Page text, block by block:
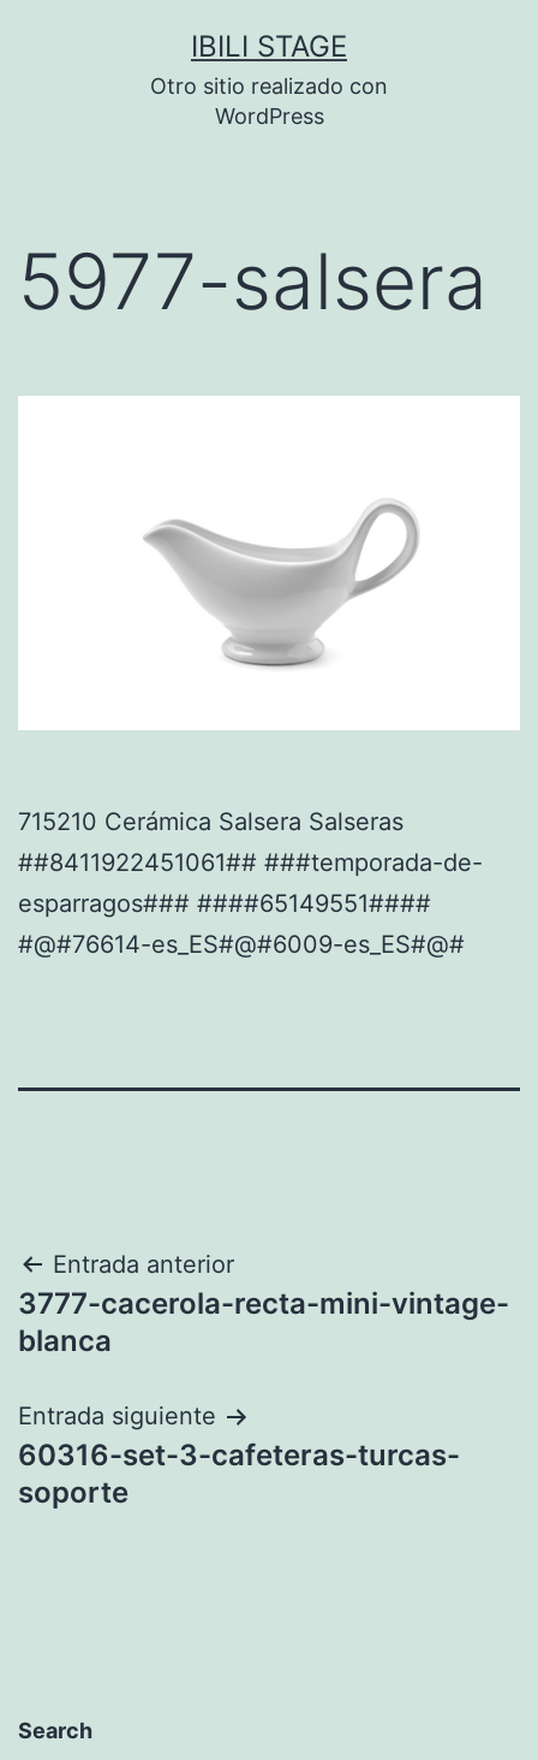
IBILI STAGE
Otro sitio realizado con
WordPress
5977-salsera
715210 Cerámica Salsera Salseras
##8411922451061## ###temporada-de-
esparragos### ####65149551####
#@#76614-es_ES#@#6009-es_ES#@#
Navegación
de
Entrada anterior
3777-cacerola-recta-mini-vintage-
blanca
Entrada siguiente
60316-set-3-cafeteras-turcas-
soporte
Search